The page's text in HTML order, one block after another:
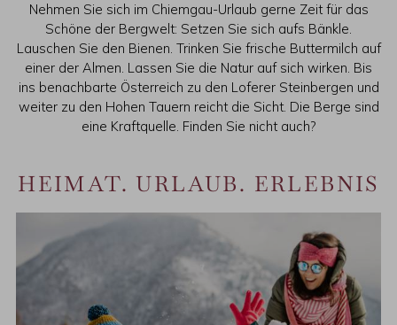
Nehmen Sie sich im Chiemgau-Urlaub gerne Zeit für das
Schöne der Bergwelt: Setzen Sie sich aufs Bänkle.
Lauschen Sie den Bienen. Trinken Sie frische Buttermilch auf
einer der Almen. Lassen Sie die Natur auf sich wirken. Bis
ins benachbarte Österreich zu den Loferer Steinbergen und
weiter zu den Hohen Tauern reicht die Sicht. Die Berge sind
eine Kraftquelle. Finden Sie nicht auch?
HEIMAT. URLAUB. ERLEBNIS